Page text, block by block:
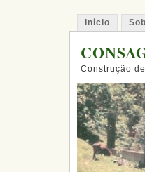
Início
Construção